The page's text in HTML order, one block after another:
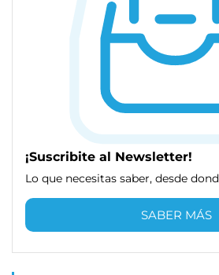
¡Suscribite al Newsletter!
Lo que necesitas saber, desde
SABER MÁS